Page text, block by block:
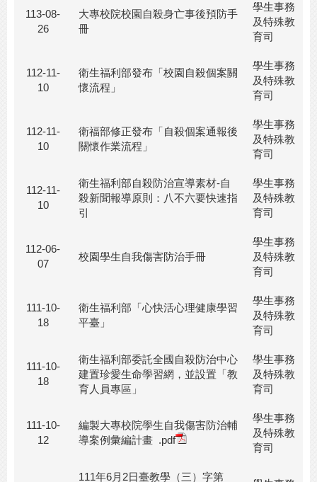
113-08-
26
大專校院校園自殺身亡事後預防手
冊
學生事務
及特殊教
育司
112-11-
10
衛生福利部發布「校園自殺個案關
懷流程」
學生事務
及特殊教
育司
112-11-
10
衛福部修正發布「自殺個案通報後
關懷作業流程」
學生事務
及特殊教
育司
112-11-
10
衛生福利部自殺防治宣導素材-自
殺新聞報導原則：八不六要快速指
引
學生事務
及特殊教
育司
112-06-
07
校園學生自我傷害防治手冊
學生事務
及特殊教
育司
111-10-
18
衛生福利部「心快活心理健康學習
平臺」
學生事務
及特殊教
育司
111-10-
18
衛生福利部委託全國自殺防治中心
建置珍愛生命學習網，並設置「教
育人員專區」
學生事務
及特殊教
育司
111-10-
12
編製大專校院學生自我傷害防治輔
導案例彙編計畫 .pdf
學生事務
及特殊教
育司
111年6月2日臺教學（三）字第